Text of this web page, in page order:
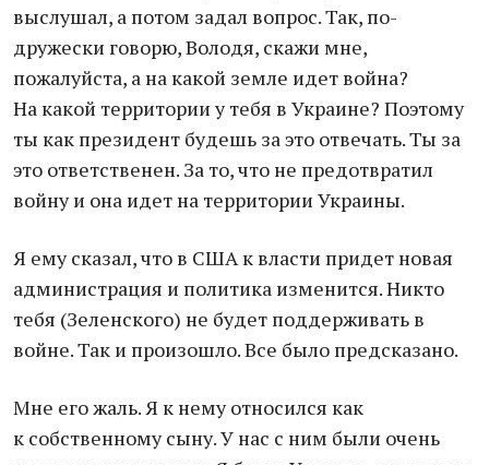
выслушал, а потом задал вопрос. Так, по-
дружески говорю, Володя, скажи мне,
пожалуйста, а на какой земле идет война?
На какой территории у тебя в Украине? Поэтому
ты как президент будешь за это отвечать. Ты за
это ответственен. За то, что не предотвратил
войну и она идет на территории Украины.
Я ему сказал, что в США к власти придет новая
администрация и политика изменится. Никто
тебя (Зеленского) не будет поддерживать в
войне. Так и произошло. Все было предсказано.
Мне его жаль. Я к нему относился как
к собственному сыну. У нас с ним были очень